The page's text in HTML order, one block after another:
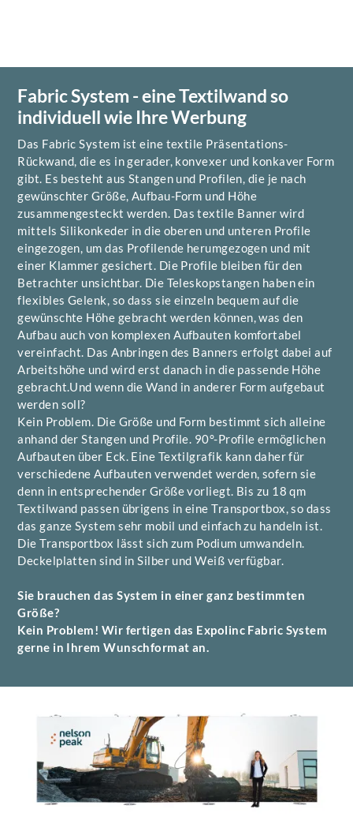
Fabric System - eine Textilwand so
individuell wie Ihre Werbung
Das Fabric System ist eine textile Präsentations-
Rückwand, die es in gerader, konvexer und konkaver Form
gibt. Es besteht aus Stangen und Profilen, die je nach
gewünschter Größe, Aufbau-Form und Höhe
zusammengesteckt werden. Das textile Banner wird
mittels Silikonkeder in die oberen und unteren Profile
eingezogen, um das Profilende herumgezogen und mit
einer Klammer gesichert. Die Profile bleiben für den
Betrachter unsichtbar. Die Teleskopstangen haben ein
flexibles Gelenk, so dass sie einzeln bequem auf die
gewünschte Höhe gebracht werden können, was den
Aufbau auch von komplexen Aufbauten komfortabel
vereinfacht. Das Anbringen des Banners erfolgt dabei auf
Arbeitshöhe und wird erst danach in die passende Höhe
gebracht.Und wenn die Wand in anderer Form aufgebaut
werden soll?
Kein Problem. Die Größe und Form bestimmt sich alleine
anhand der Stangen und Profile. 90°-Profile ermöglichen
Aufbauten über Eck. Eine Textilgrafik kann daher für
verschiedene Aufbauten verwendet werden, sofern sie
denn in entsprechender Größe vorliegt. Bis zu 18 qm
Textilwand passen übrigens in eine Transportbox, so dass
das ganze System sehr mobil und einfach zu handeln ist.
Die Transportbox lässt sich zum Podium umwandeln.
Deckelplatten sind in Silber und Weiß verfügbar.
Sie brauchen das System in einer ganz bestimmten
Größe?
Kein Problem! Wir fertigen das Expolinc Fabric System
gerne in Ihrem Wunschformat an.